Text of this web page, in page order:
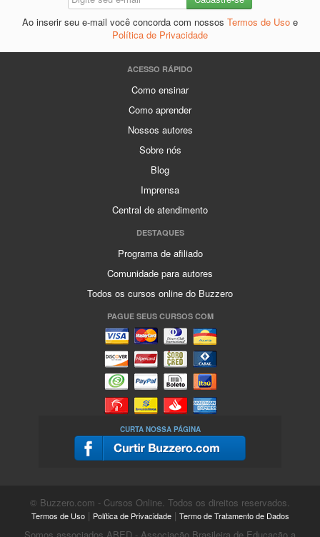
Ao inserir seu e-mail você concorda com nossos Termos de Uso e
Política de Privacidade
ACESSO RÁPIDO
Como ensinar
Como aprender
Nossos autores
Sobre nós
Blog
Imprensa
Central de atendimento
DESTAQUES
Programa de afiliado
Comunidade para autores
Todos os cursos online do Buzzero
PAGUE SEUS CURSOS COM
CURTA NOSSA PÁGINA
© Buzzero.com - Cursos Online. Todos os direitos reservados.
Termos de Uso| Política de Privacidade| Termo de Tratamento de Dados